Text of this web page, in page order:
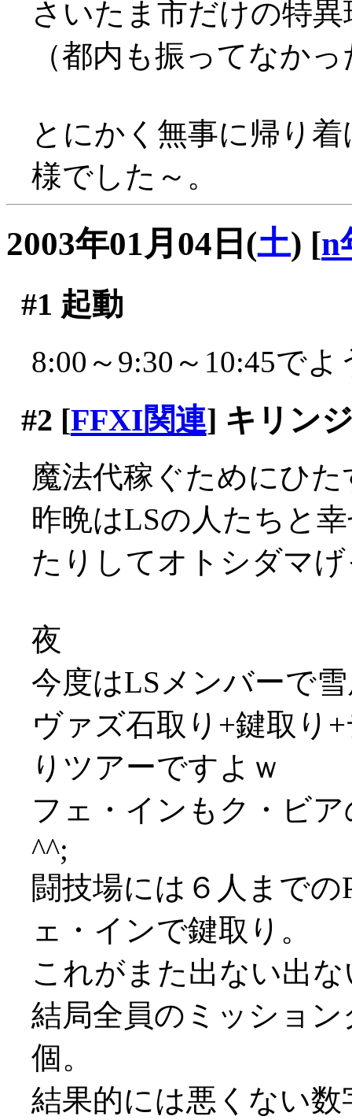
さいたま市だけの特
（都内も振ってなか
とにかく無事に帰り
様でした～。
2003年01月04日(土) [n
#1 起動
8:00～9:30～10:45で
#2 [FFXI関連] キリン
魔法代稼ぐためにひ
昨晩はLSの人たちと
たりしてオトシダマ
夜
今度はLSメンバーで
ヴァズ石取り+鍵取り
りツアーですよｗ
フェ・インもク・ビ
^^;
闘技場には６人まで
ェ・インで鍵取り。
これがまた出ない出な
結局全員のミッショ
個。
結果的には悪くない